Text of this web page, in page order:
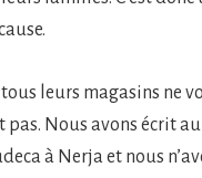
leurs magasins ne
pas. Nous avons écrit
à Nerja et nous